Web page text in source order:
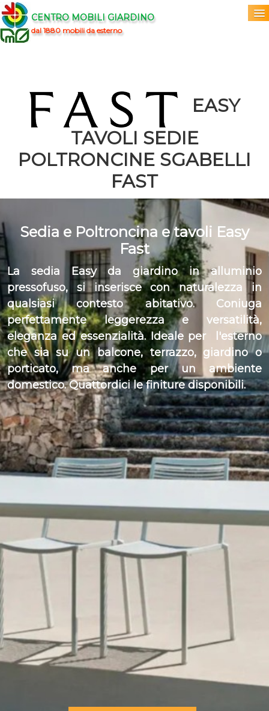
CENTRO MOBILI GIARDINO
dal 1880 mobili da esterno
Marchi
EASY
TAVOLI SEDIE
POLTRONCINE SGABELLI
FAST
Sedia e Poltroncina e tavoli Easy
Fast
La sedia Easy da giardino in alluminio
pressofuso, si inserisce con naturalezza in
qualsiasi contesto abitativo. Coniuga
perfettamente leggerezza e versatilità,
eleganza ed essenzialità. Ideale per l'esterno
che sia su un balcone, terrazzo, giardino o
porticato, ma anche per un ambiente
domestico. Quattordici le finiture disponibili.